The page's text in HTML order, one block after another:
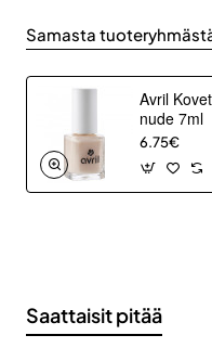
Samasta
Avril
nude 7ml
6.75€
Saattaisit pitää